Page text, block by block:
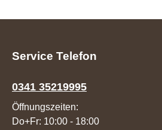
Service Telefon
0341 35219995
Öffnungszeiten:
Do+Fr: 10:00 - 18:00